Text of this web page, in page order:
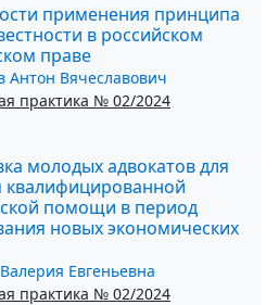
применения принципа
в российском
праве
Антон Вячеславович
практика № 02/2024
молодых адвокатов для
квалифицированной
помощи в период
новых экономических
Евгеньевна
практика № 02/2024